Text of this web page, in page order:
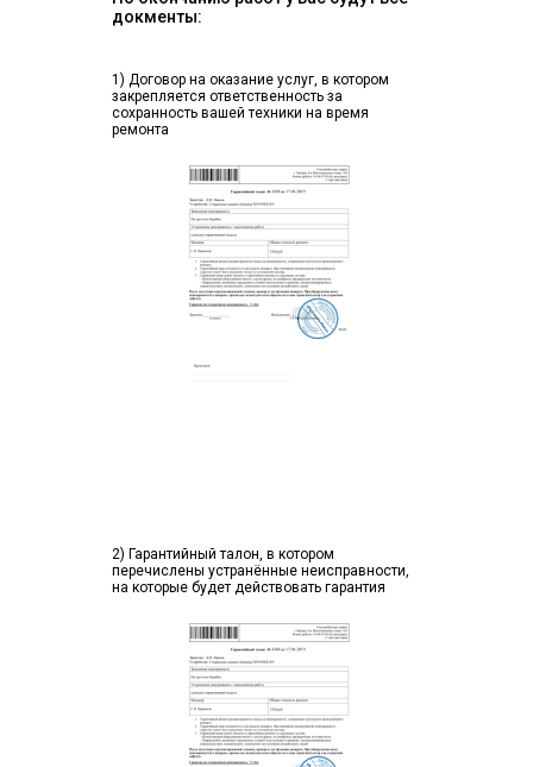
докменты:
1) Договор на оказание услуг, в котором
закрепляется ответственность за
сохранность вашей техники на время
ремонта
2) Гарантийный талон, в котором
перечислены устранённые неисправности,
на которые будет действовать гарантия